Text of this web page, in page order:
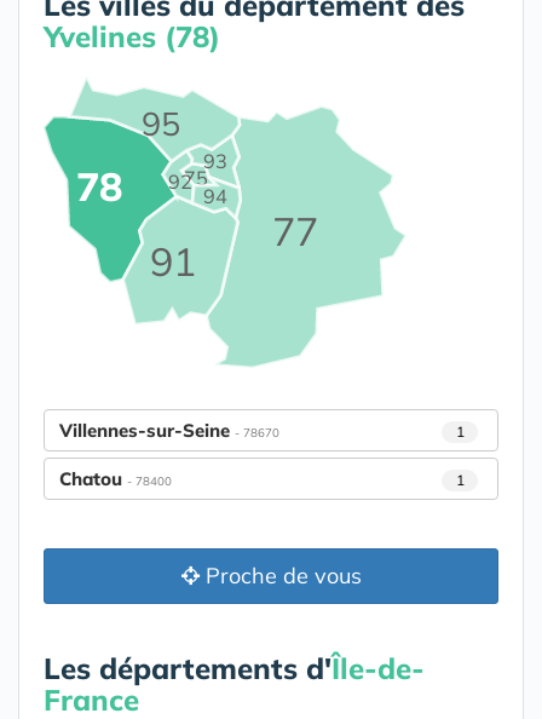
Yvelines (78)
75
77
78
91
92
93
94
95
Villennes-sur-Seine - 78670 1
Chatou - 78400 1
Proche de vous
Les départements d'Île-de-
France